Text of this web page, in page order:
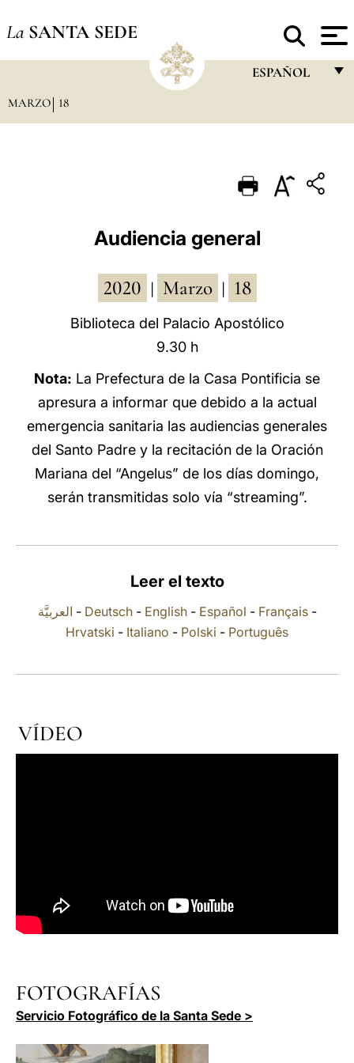
La SANTA SEDE
ESPAÑOL
PORTUGUÊS
ESPAÑOL
POLSKI
العربيّة
LATINE
MARZO 18
Audiencia general
2020 Marzo 18
Biblioteca del Palacio Apostólico
9.30 h
Nota: La Prefectura de la Casa Pontificia se
apresura a informar que debido a la actual
emergencia sanitaria las audiencias generales
del Santo Padre y la recitación de la Oración
Mariana del “Angelus” de los días domingo,
serán transmitidas solo vía “streaming”.
Leer el texto
العربيَّة - Deutsch- English- Español - Français-
Hrvatski - Italiano - Polski - Português
VÍDEO
FOTOGRAFÍAS
Servicio Fotográfico de la Santa Sede >